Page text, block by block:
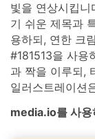
빛을 연상시킵
기 쉬운 제목과
용하되, 연한 크
#181513을 사용
과 짝을 이루되,
일러스트레이션
media.io를 사용